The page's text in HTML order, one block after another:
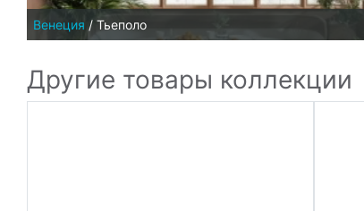
Венеция / Тьеполо
Другие товары коллекции